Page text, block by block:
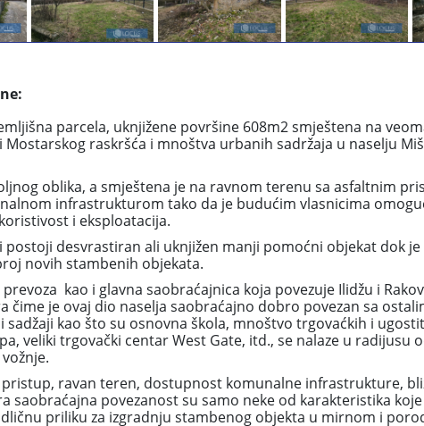
parcela, uknjižene površine 608m2 smještena na
Mostarskog raskršća i mnoštva urbanih sadržaja u naselju
oblika, a smještena je na ravnom terenu sa asfaltnim
infrastrukturom tako da je budućim vlasnicima
i eksploatacija.
postoji desvrastiran ali uknjižen manji pomoćni objekat dok
novih stambenih objekata.
kao i glavna saobraćajnica koja povezuje Ilidžu i
čime je ovaj dio naselja saobraćajno dobro povezan sa
sadžaji kao što su osnovna škola, mnoštvo trgovaćkih i
veliki trgovački centar West Gate, itd., se nalaze u radijusu
ravan teren, dostupnost komunalne infrastrukture,
saobraćajna povezanost su samo neke od karakteristika
priliku za izgradnju stambenog objekta u mirnom i